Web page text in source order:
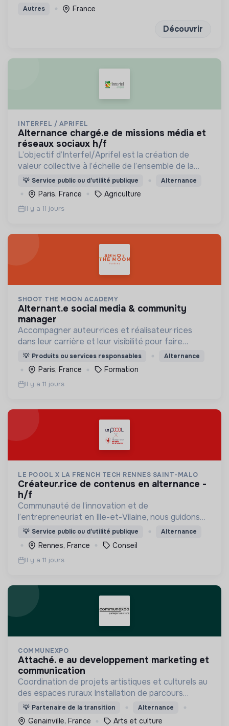
Autres France
Découvrir
INTERFEL / APRIFEL
alternance chargé.e de missions média et
réseaux sociaux h/f
L’objectif d’Interfel/Aprifel est la création de
valeur collective à l’échelle de l’ensemble de la
filière des fruits & légumes
💡 Service public ou d’utilité publique Alternance
Paris, France Agriculture
Il y a 11 jours
SHOOT THE MOON ACADEMY
alternant.e social media & community
manager
Accompagner auteur·rices et réalisateur·rices
dans leur carrière et leur visibilité pour faire
émerger des récits singuliers, renouveler les
talents et démocratiser l'accès à l'industrie du
cinéma.
💡 Produits ou services responsables Alternance
Paris, France Formation
Il y a 11 jours
LE POOOL X LA FRENCH TECH RENNES SAINT-MALO
créateur.rice de contenus en alternance -
h/f
Communauté de l’innovation et de
l’entrepreneuriat en Ille-et-Vilaine, nous guidons
les entrepreneurs qui innovent vers la réussite de
leurs projets au service d’une économie durable.
💡 Service public ou d’utilité publique Alternance
Rennes, France Conseil
Il y a 11 jours
COMMUNEXPO
attaché. e au developpement marketing et
communication
Coordination de projets artistiques et culturels au
des espaces ruraux Installation de parcours
artistiques en ruralité Animation d'ateliers
artistiques avec différents types de publics
💡 Partenaire de la transition Alternance
Genainville, France Arts et culture